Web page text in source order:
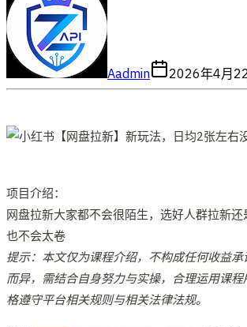
Aadmin 2026年4月
项目介绍：
网盘拉新大家都不会很陌生，选好人群拉新
也不会太卷
提示：本文仅为课程介绍，不构成任何收益
而异，需结合自身努力与实操，合理运用课
格遵守平台相关规则与相关法律法规。